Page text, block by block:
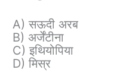
A) सऊदी अरब
B) अर्जेंटीना
C) इथियोपिया
D) मिस्र